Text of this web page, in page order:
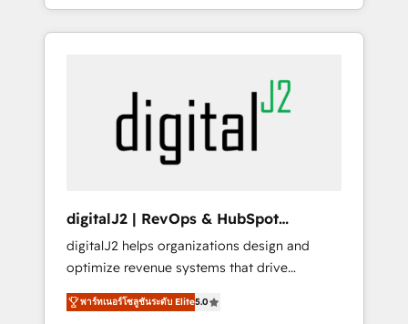
companies to help them scale and close
more business, by using HubSpot (the right
www.onthefuze.com/hubspot-admin Contact
us to learn more!
et webdesign. Markentive is both a
consulting firm, a digital agency and an
webdesign (We focus on EMEA - USA
customers).
digitalJ2 | RevOps & HubSpot
Implementations
digitalJ2 helps organizations design and
optimize revenue systems that drive
scalable, predictable growth. As a triple-
accredited HubSpot Solutions Partner, we
พาร์ทเนอร์โซลูชันระดับ Elite5.0